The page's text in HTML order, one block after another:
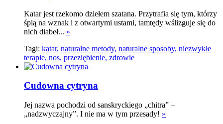
Katar jest rzekomo dziełem szatana. Przytrafia się tym, którzy
śpią na wznak i z otwartymi ustami, tamtędy wślizguje się do
nich diabeł... »
Tagi: katar, naturalne metody, naturalne sposoby, niezwykłe
terapie, nos, przeziębienie, zdrowie
Cudowna cytryna
Jej nazwa pochodzi od sanskryckiego „chitra” –
„nadzwyczajny”. I nie ma w tym przesady! »